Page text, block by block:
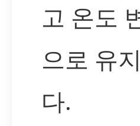
고 온도
으로 유
다.